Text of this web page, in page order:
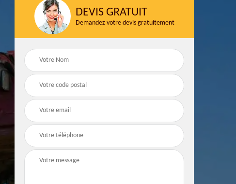
DEVIS GRATUIT
Demandez votre devis gratuitement